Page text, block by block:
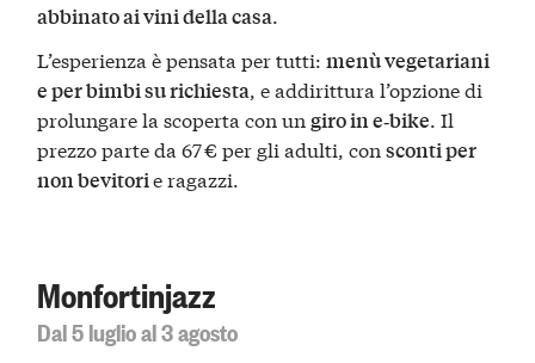
abbinato ai vini della casa
L’esperienza è pensata per tutti:menù vegetariani
e per bimbi su richiesta, e addirittura l’opzione di
prolungare la scoperta con ungiro in e‑bike. Il
prezzo parte da 67 € per gli adulti, consconti per
non bevitorie ragazzi.
Monfortinjazz
Dal 5 luglio al 3 agosto